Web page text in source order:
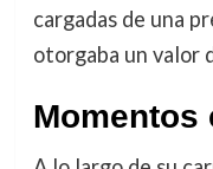
cargadas de una
otorgaba un valor
Momentos